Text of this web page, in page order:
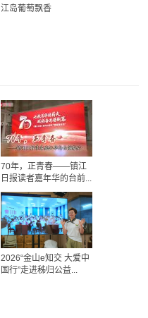
江岛葡萄飘香
70年，正青春——镇江
日报读者嘉年华的台前...
2026“金山e知交 大爱中
国行”走进秭归公益...